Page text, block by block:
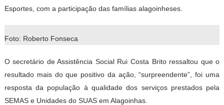
Esportes, com a participação das famílias alagoinheses.
Foto: Roberto Fonseca
O secretário de Assistência Social Rui Costa Brito ressaltou que o
resultado mais do que positivo da ação, “surpreendente”, foi uma
resposta da população à qualidade dos serviços prestados pela
SEMAS e Unidades do SUAS em Alagoinhas.